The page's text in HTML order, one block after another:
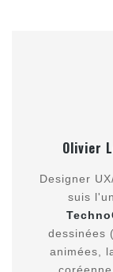
Olivier
Designer
suis
dessinées
animées,